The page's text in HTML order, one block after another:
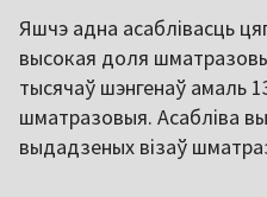
Яшчэ адна асаблівасць
высокая доля
тысячаў шэнгенаў амаль
шматразовыя. Асабліва
выдадзеных візаў